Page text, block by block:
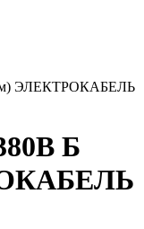
ЭЛЕКТРОКАБЕЛЬ
Б